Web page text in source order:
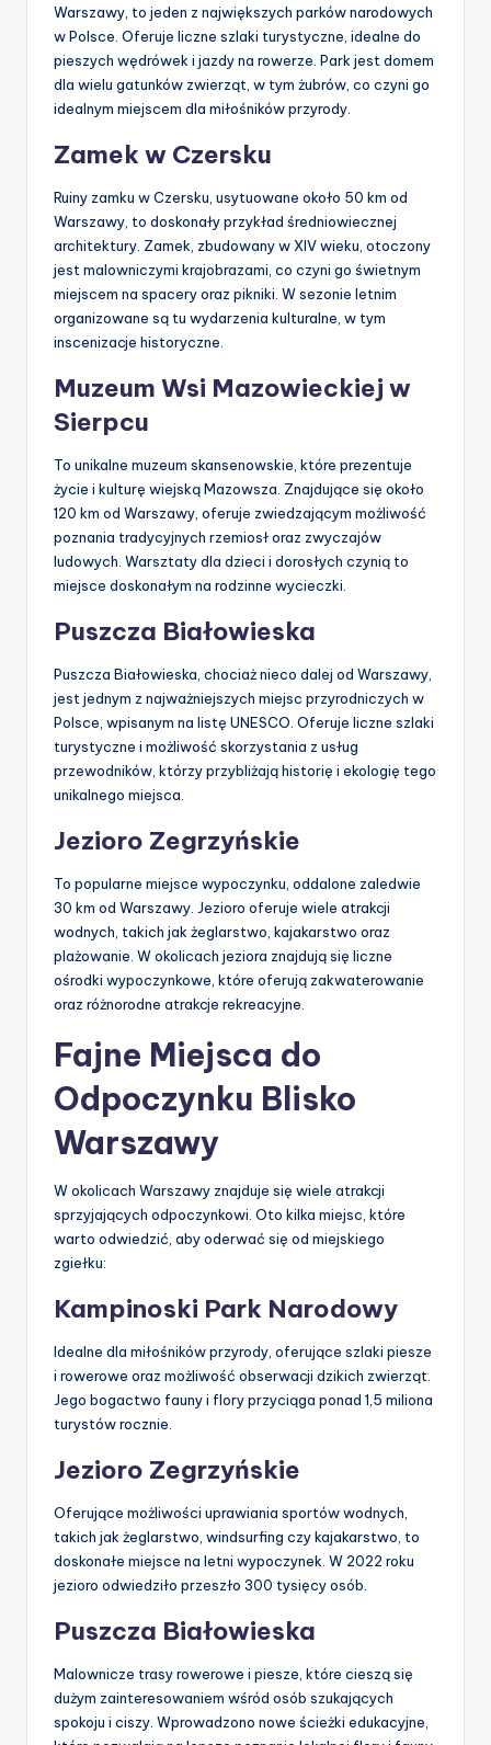
Warszawy, to jeden z największych parków narodowych
w Polsce. Oferuje liczne szlaki turystyczne, idealne do
pieszych wędrówek i jazdy na rowerze. Park jest domem
dla wielu gatunków zwierząt, w tym żubrów, co czyni go
idealnym miejscem dla miłośników przyrody.
Zamek w Czersku
Ruiny zamku w Czersku, usytuowane około 50 km od
Warszawy, to doskonały przykład średniowiecznej
architektury. Zamek, zbudowany w XIV wieku, otoczony
jest malowniczymi krajobrazami, co czyni go świetnym
miejscem na spacery oraz pikniki. W sezonie letnim
organizowane są tu wydarzenia kulturalne, w tym
inscenizacje historyczne.
Muzeum Wsi Mazowieckiej w
Sierpcu
To unikalne muzeum skansenowskie, które prezentuje
życie i kulturę wiejską Mazowsza. Znajdujące się około
120 km od Warszawy, oferuje zwiedzającym możliwość
poznania tradycyjnych rzemiosł oraz zwyczajów
ludowych. Warsztaty dla dzieci i dorosłych czynią to
miejsce doskonałym na rodzinne wycieczki.
Puszcza Białowieska
Puszcza Białowieska, chociaż nieco dalej od Warszawy,
jest jednym z najważniejszych miejsc przyrodniczych w
Polsce, wpisanym na listę UNESCO. Oferuje liczne szlaki
turystyczne i możliwość skorzystania z usług
przewodników, którzy przybliżają historię i ekologię tego
unikalnego miejsca.
Jezioro Zegrzyńskie
To popularne miejsce wypoczynku, oddalone zaledwie
30 km od Warszawy. Jezioro oferuje wiele atrakcji
wodnych, takich jak żeglarstwo, kajakarstwo oraz
plażowanie. W okolicach jeziora znajdują się liczne
ośrodki wypoczynkowe, które oferują zakwaterowanie
oraz różnorodne atrakcje rekreacyjne.
Fajne Miejsca do
Odpoczynku Blisko
Warszawy
W okolicach Warszawy znajduje się wiele atrakcji
sprzyjających odpoczynkowi. Oto kilka miejsc, które
warto odwiedzić, aby oderwać się od miejskiego
zgiełku:
Kampinoski Park Narodowy
Idealne dla miłośników przyrody, oferujące szlaki piesze
i rowerowe oraz możliwość obserwacji dzikich zwierząt.
Jego bogactwo fauny i flory przyciąga ponad 1,5 miliona
turystów rocznie.
Jezioro Zegrzyńskie
Oferujące możliwości uprawiania sportów wodnych,
takich jak żeglarstwo, windsurfing czy kajakarstwo, to
doskonałe miejsce na letni wypoczynek. W 2022 roku
jezioro odwiedziło przeszło 300 tysięcy osób.
Puszcza Białowieska
Malownicze trasy rowerowe i piesze, które cieszą się
dużym zainteresowaniem wśród osób szukających
spokoju i ciszy. Wprowadzono nowe ścieżki edukacyjne,